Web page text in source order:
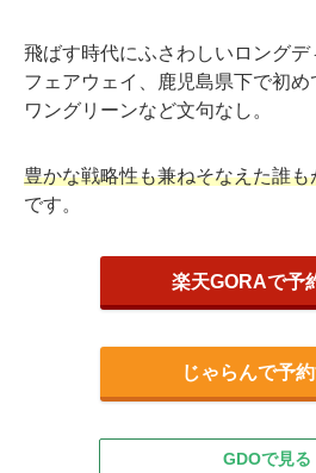
飛ばす時代にふさわしいロング
フェアウェイ、鹿児島県下で初
ワングリーンなど文句なし。
豊かな戦略性も兼ねそなえた誰
です。
楽天GORAで予
じゃらんで予
GDOで見る